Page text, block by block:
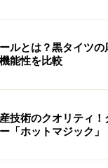
ヤーのフュー
ルとは？黒タイツ
能性を比較
技術のクオリティ！
「ホットマジック」